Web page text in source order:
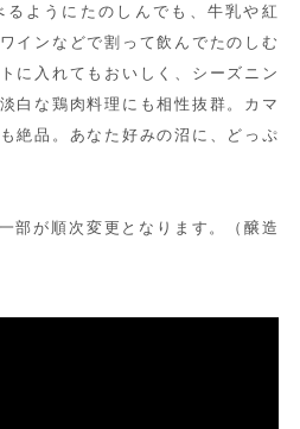
ようにたのしんでも、牛乳や紅
インなどで割って飲んでたのしむ
に入れてもおいしく、シーズニン
白な鶏肉料理にも相性抜群。カマ
絶品。あなた好みの沼に、どっぷ
部が順次変更となります。（醸造